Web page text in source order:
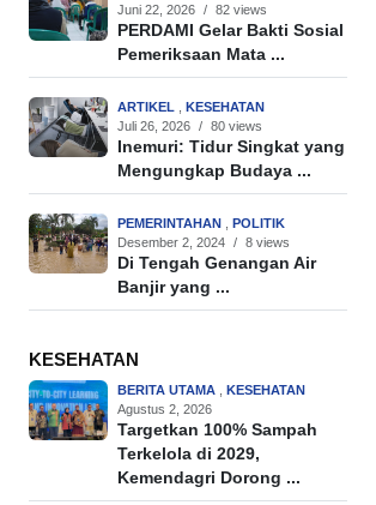
Juni 22, 2026
/ 82 views
PERDAMI Gelar Bakti Sosial
Pemeriksaan Mata ...
ARTIKEL , KESEHATAN
Juli 26, 2026
/ 80 views
Inemuri: Tidur Singkat yang
Mengungkap Budaya ...
PEMERINTAHAN , POLITIK
Desember 2, 2024
/ 8 views
Di Tengah Genangan Air
Banjir yang ...
KESEHATAN
BERITA UTAMA , KESEHATAN
Agustus 2, 2026
Targetkan 100% Sampah
Terkelola di 2029,
Kemendagri Dorong ...